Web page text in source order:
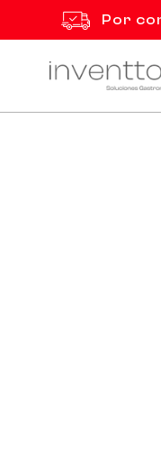
directamente
contenido
Por